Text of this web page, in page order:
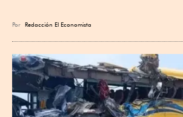
Por Redacción El Economista